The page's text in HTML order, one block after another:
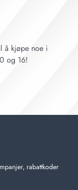
å kjøpe noe i
og 16!
rabattkoder